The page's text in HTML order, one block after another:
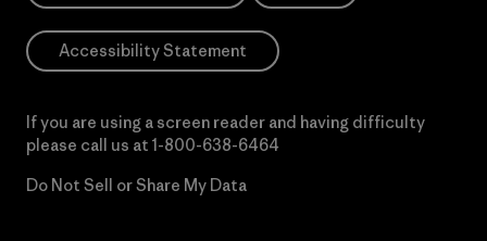
Accessibility Statement
If you are using a screen reader and having difficulty
please call us at 1-800-638-6464
Do Not Sell or Share My Data